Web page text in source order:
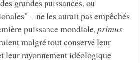
grandes puissances, ou
– ne les aurait pas empêchés
puissance mondiale,primus
malgré tout conservé leur
leur rayonnement idéologique